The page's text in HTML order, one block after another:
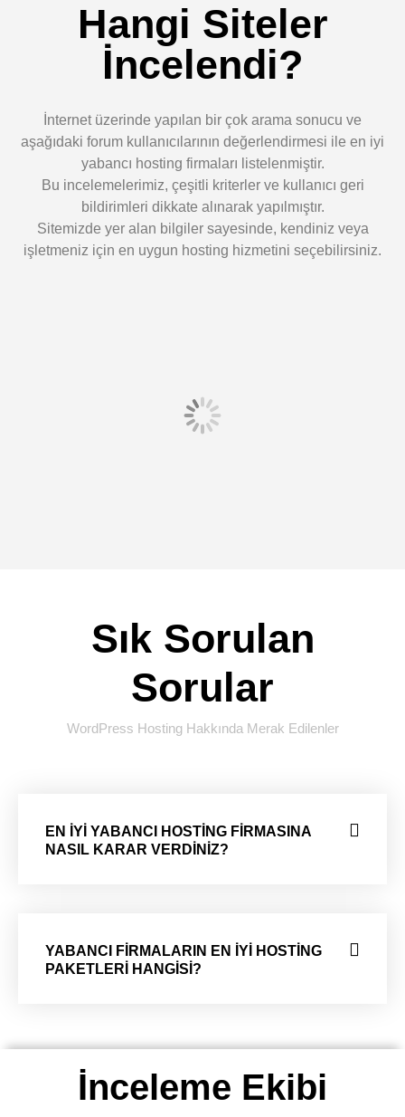
Hangi Siteler
İncelendi?
İnternet üzerinde yapılan bir çok arama sonucu ve
aşağıdaki forum kullanıcılarının değerlendirmesi ile en iyi
yabancı hosting firmaları listelenmiştir.
Bu incelemelerimiz, çeşitli kriterler ve kullanıcı geri
bildirimleri dikkate alınarak yapılmıştır.
Sitemizde yer alan bilgiler sayesinde, kendiniz veya
işletmeniz için en uygun hosting hizmetini seçebilirsiniz.
Sık Sorulan
Sorular
WordPress Hosting Hakkında Merak Edilenler
EN İYİ YABANCI HOSTİNG FİRMASINA
NASIL KARAR VERDİNİZ?
YABANCI FİRMALARIN EN İYİ HOSTİNG
PAKETLERİ HANGİSİ?
İnceleme Ekibi